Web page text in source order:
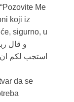
Me
koji iz
sigurno, u
استجب لکم
da se